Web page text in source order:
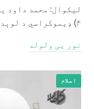
لیکوال: محمد داود
۴) ډیموکراسي د لوېدیځو ساینس پوهانو…
نور یی ولوله
اسلام